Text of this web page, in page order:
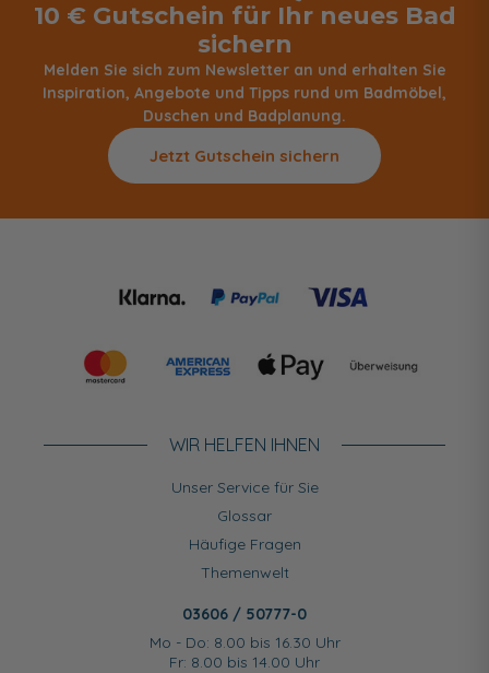
10 € Gutschein für Ihr neues Bad
sichern
Melden Sie sich zum Newsletter an und erhalten Sie
Inspiration, Angebote und Tipps rund um Badmöbel,
Duschen und Badplanung.
Jetzt Gutschein sichern
WIR HELFEN IHNEN
Unser Service für Sie
Glossar
Häufige Fragen
Themenwelt
03606 / 50777-0
Mo - Do: 8.00 bis 16.30 Uhr
Fr: 8.00 bis 14.00 Uhr